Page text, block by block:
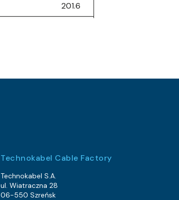
201.6
Technokabel Cable Factory
Technokabel S.A.
ul. Wiatraczna 28
06-550 Szreńsk